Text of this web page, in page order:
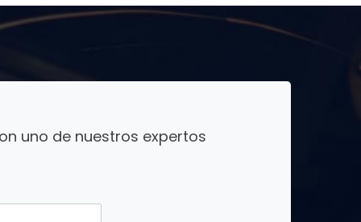
uno de nuestros expertos